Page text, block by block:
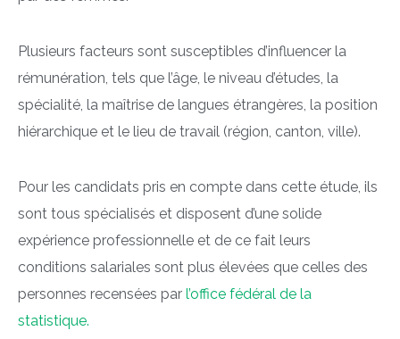
Plusieurs facteurs sont susceptibles d’influencer la
rémunération, tels que l’âge, le niveau d’études, la
spécialité, la maîtrise de langues étrangères, la position
hiérarchique et le lieu de travail (région, canton, ville).
Pour les candidats pris en compte dans cette étude, ils
sont tous spécialisés et disposent d’une solide
expérience professionnelle et de ce fait leurs
conditions salariales sont plus élevées que celles des
personnes recensées par l’office fédéral de la
statistique.